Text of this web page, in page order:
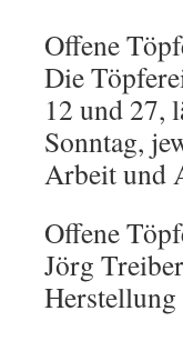
Offene
Die
12 und 27,
Sonntag,
Arbeit und
Offene
Jörg